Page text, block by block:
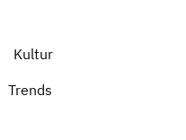
Kultur
Trends